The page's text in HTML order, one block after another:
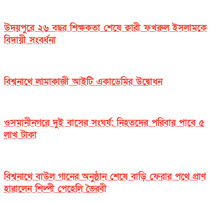
উদয়পুরে ২৬ বছর শিক্ষকতা শেষে ক্বারী ফখরুল ইসলামকে
বিদায়ী সংবর্ধনা
বিশ্বনাথে লামাকাজী আইটি একাডেমির উদ্বোধন
ওসমানীনগরে দুই বাসের সংঘর্ষ: নিহতদের পরিবার পাবে ৫
লাখ টাকা
বিশ্বনাথে বাউল গানের অনুষ্ঠান শেষে বাড়ি ফেরার পথে প্রাণ
হারালেন শিল্পী পেহেলি ভৈরবী